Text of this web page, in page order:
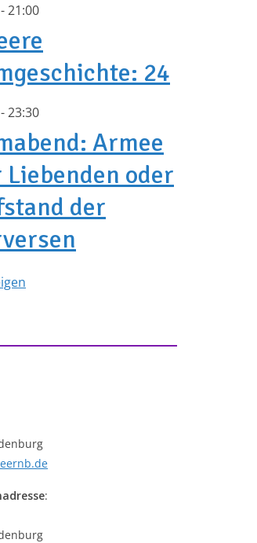
-21:00
24
-23:30
Armee
Liebenden oder
der
: